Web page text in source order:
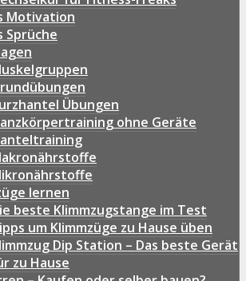
Motivation
Sprüche
Übungen
ohne Geräte
lernen
beste Klimmzugstange im Test
um Klimmzüge zu Hause üben
Dip Station – Das beste Gerät
zu Hause